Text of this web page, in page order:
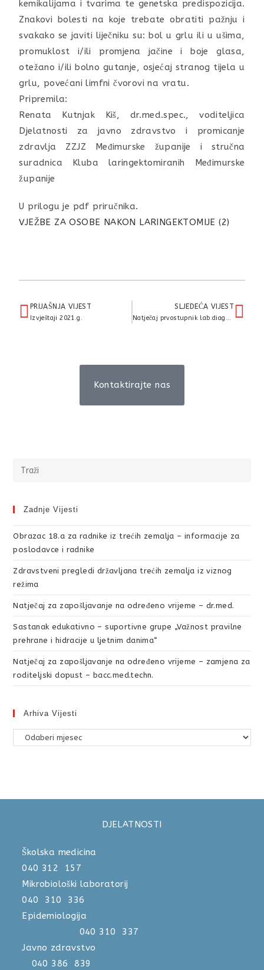
kemikalijama i tvarima te genetska predispozicija.
Znakovi bolesti na koje trebate obratiti pažnju i
svakako se javiti liječniku su: bol u grlu ili u ušima,
promuklost i/ili promjena jačine i boje glasa,
otežano i/ili bolno gutanje, osjećaj stranog tijela u
grlu, povećani limfni čvorovi na vratu.
Pripremila:
Renata Kutnjak Kiš, dr.med.spec., voditeljica
Djelatnosti za javno zdravstvo i promicanje
zdravlja ZZJZ Međimurske županije i stručna
suradnica Kluba laringektomiranih Međimurske
županije
U prilogu je pdf priručnika.
VJEŽBE ZA OSOBE NAKON LARINGEKTOMIJE (2)
PRIJAŠNJA VIJEST
Izvještaji 2021.g.
SLJEDEĆA VIJEST
Natječaj prvostupnik lab.diagn. na određeno i prvostupnik sanit.ing. porodiljni zamjena
Kontaktirajte nas
Zadnje Vijesti
Obrazac 18.a za radnike iz trećih zemalja – informacije za
poslodavce i radnike
Zdravstveni pregledi državljana trećih zemalja iz viznog
režima
Natječaj za zapošljavanje na određeno vrijeme – dr.med.
Sastanak edukativno – suportivne grupe „Važnost pravilne
prehrane i hidracije u ljetnim danima“
Natječaj za zapošljavanje na određeno vrijeme – zamjena za
roditeljski dopust – bacc.med.techn.
Arhiva Vijesti
DJELATNOSTI
Školska medicina
040 312 157
Mikrobiološki laboratorij
040 310 336
Epidemiologija
040 310 337
Javno zdravstvo
040 386 839